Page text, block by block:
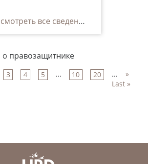
Просмотреть все сведения
правозащитнике
3 4 5 ... 10 20 ...
»
Last »